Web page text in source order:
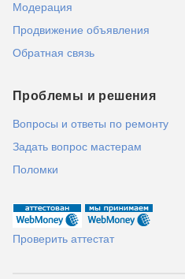
Модерация
Продвижение объявления
Обратная связь
Проблемы и решения
Вопросы и ответы по ремонту
Задать вопрос мастерам
Поломки
Проверить аттестат